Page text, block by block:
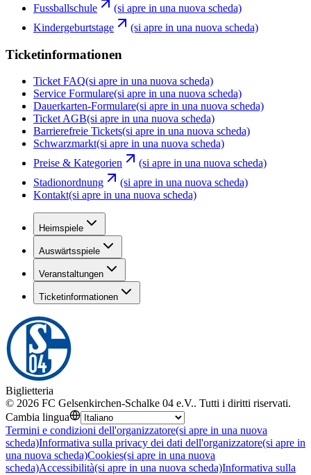
Fussballschule
(si apre in una nuova scheda)
Kindergeburtstage
(si apre in una nuova scheda)
Ticketinformationen
Ticket FAQ(si apre in una nuova scheda)
Service Formulare(si apre in una nuova scheda)
Dauerkarten-Formulare(si apre in una nuova scheda)
Ticket AGB(si apre in una nuova scheda)
Barrierefreie Tickets(si apre in una nuova scheda)
Schwarzmarkt(si apre in una nuova scheda)
Preise & Kategorien
(si apre in una nuova scheda)
Stadionordnung
(si apre in una nuova scheda)
Kontakt(si apre in una nuova scheda)
Heimspiele
Auswärtsspiele
Veranstaltungen
Ticketinformationen
Biglietteria
© 2026 FC Gelsenkirchen-Schalke 04 e.V.. Tutti i diritti riservati.
Cambia lingua
Termini e condizioni dell'organizzatore(si apre in una nuova
scheda)Informativa sulla privacy dei dati dell'organizzatore(si apre in
una nuova scheda)Cookies(si apre in una nuova
scheda)Accessibilità(si apre in una nuova scheda)Informativa sulla